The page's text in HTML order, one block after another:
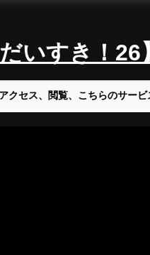
いすき！26
クセス、閲覧、こちらのサー